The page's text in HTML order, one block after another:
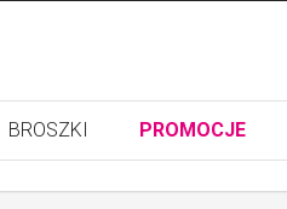
BROSZKI PROMOCJE